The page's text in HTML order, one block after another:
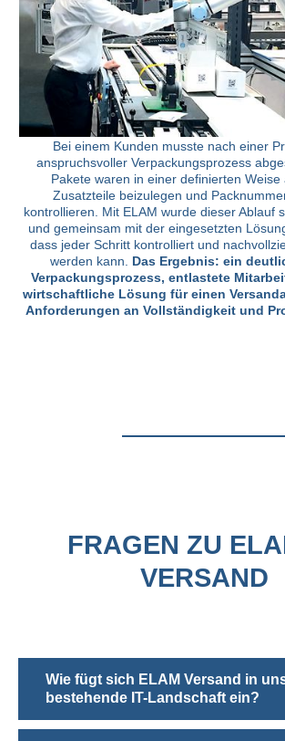
Bei einem Kunden musste nach einer
anspruchsvoller Verpackungsprozess
Pakete waren in einer definierten Weise
Zusatzteile beizulegen und
kontrollieren. Mit ELAM wurde dieser Ablauf
und gemeinsam mit der eingesetzten
dass jeder Schritt kontrolliert und
werden kann. Das Ergebnis: ein
Verpackungsprozess, entlastete
wirtschaftliche Lösung für einen
Anforderungen an Vollständigkeit und
FRAGEN ZU
VERSAND
Wie fügt sich ELAM Versand in
bestehende IT-Landschaft ein?